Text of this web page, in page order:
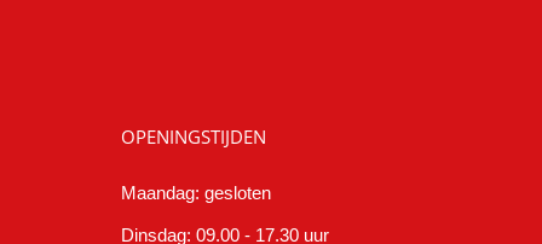
OPENINGSTIJDEN
Maandag: gesloten
Dinsdag: 09.00 - 17.30 uur